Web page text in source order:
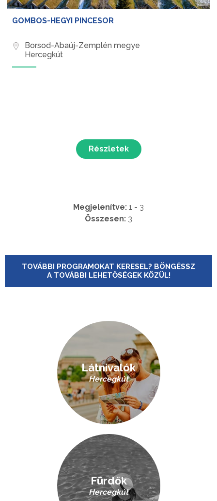
GOMBOS-HEGYI PINCESOR
Borsod-Abaúj-Zemplén megye
Hercegkút
Részletek
Megjelenítve: 1 - 3
Összesen: 3
TOVÁBBI PROGRAMOKAT KERESEL? BÖNGÉSSZ
A TOVÁBBI LEHETŐSÉGEK KÖZÜL!
Látnivalók
Hercegkút
Fürdők
Hercegkút